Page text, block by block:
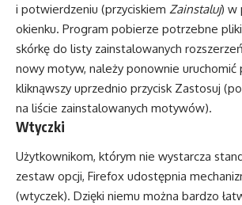
i potwierdzeniu (przyciskiem Zainstaluj) w
okienku. Program pobierze potrzebne
skórkę do listy zainstalowanych
nowy motyw, należy ponownie uruchomić
kliknąwszy uprzednio przycisk Zastosuj
na liście zainstalowanych motywów).
Wtyczki
Użytkownikom, którym nie wystarcza
zestaw opcji, Firefox udostępnia
(wtyczek). Dzięki niemu można bardzo